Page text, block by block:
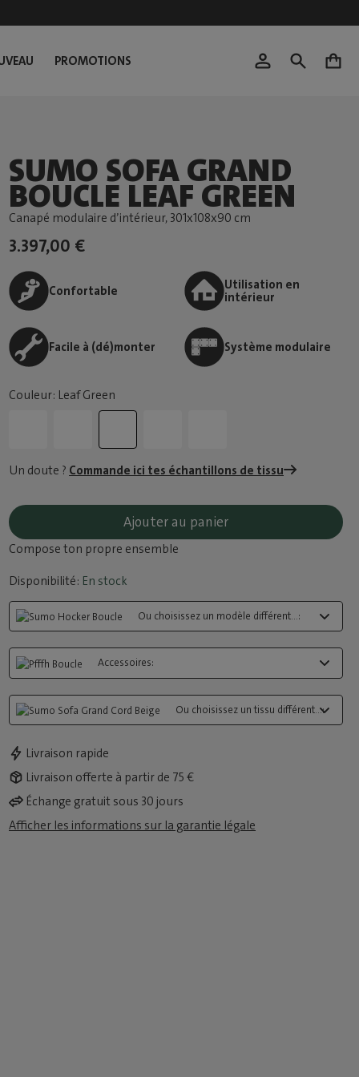
PROMOTIONS 0
SUMO SOFA GRAND
BOUCLE LEAF GREEN
Canapé modulaire d’intérieur, 301x108x90 cm
3.397,00 €
Confortable
Utilisation en
intérieur
Facile à (dé)monter Système modulaire
Couleur: Leaf Green
Un doute ? Commande ici tes échantillons de tissu
Ajouter au panier
Compose ton propre ensemble
Disponibilité: En stock
Ou choisissez un modèle différent...:
Accessoires:
Ou choisissez un tissu différent...:
Livraison rapide
Livraison offerte à partir de 75 €
Échange gratuit sous 30 jours
Afficher les informations sur la garantie légale